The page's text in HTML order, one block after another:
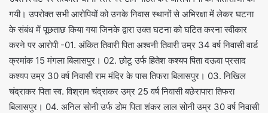
गयी। उपरोक्त सभी आरोपियों को उनके निवास स्थानों से अभिरक्षा में लेकर घटना
के संबंध में पूछताछ किया गया जिनके द्वारा उक्त घटना को घटित करना स्वीकार
करने पर आरोपी -01. अंकित तिवारी पिता अश्वनी तिवारी उम्र 34 वर्ष निवासी वार्ड
क्रमांक 15 मंगला बिलासपुर। 02. छोटू उर्फ हितेश कश्यप पिता दऊवा प्रसाद
कश्यप उम्र 30 वर्ष निवासी राम मंदिर के पास तिफरा बिलासपुर। 03. निखिल
चंद्राकर पिता स्व. विश्राम चंद्राकर उम्र 25 वर्ष निवासी बछेरापारा तिफरा
बिलासपुर। 04. अनिल सोनी उर्फ डोम पिता शंकर लाल सोनी उम्र 30 वर्ष निवासी